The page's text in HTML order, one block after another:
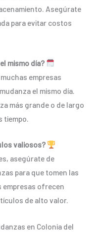
Asegúrate
para evitar costos
mismo día?
empresas
el mismo día.
más grande o de largo
tiempo.
valiosos?
asegúrate de
para que tomen las
empresas ofrecen
de alto valor.
en Colonia del